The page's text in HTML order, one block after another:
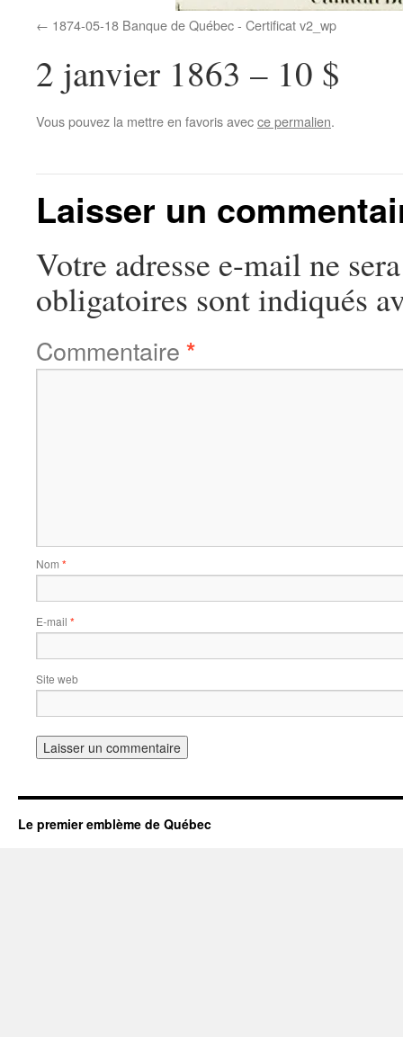
1874-05-18 Banque de Québec - Certificat v2_wp
2 janvier 1863 – 10 $
Vous pouvez la mettre en favoris avecce permalien.
Laisser un
Votre adresse e-mail ne
obligatoires sont indiqués
Commentaire *
Nom *
E-mail *
Site web
Le premier emblème de Québec